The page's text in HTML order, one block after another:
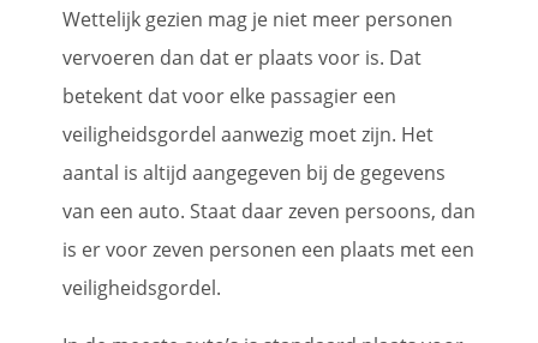
Wettelijk gezien mag je niet meer personen
vervoeren dan dat er plaats voor is. Dat
betekent dat voor elke passagier een
veiligheidsgordel aanwezig moet zijn. Het
aantal is altijd aangegeven bij de gegevens
van een auto. Staat daar zeven persoons, dan
is er voor zeven personen een plaats met een
veiligheidsgordel.